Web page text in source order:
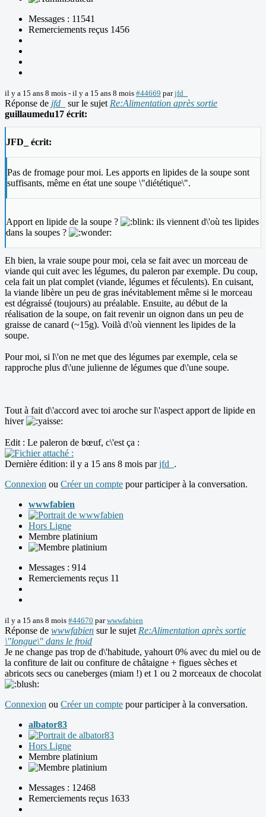
Messages : 11541
Remerciements reçus 1456
il y a 15 ans 8 mois - il y a 15 ans 8 mois #44669 parjfd_
Réponse de jfd_ sur le sujet Re:Alimentation après sortie
guillaumedu17 écrit:
JFD_ écrit:
Pas de fromage pour moi. Les apports en lipides de la soupe sont
suffisants, même en état une soupe \"diététique\".
Apport en lipide de la soupe ?
ils viennent d\'où tes lipides
dans la soupes ?
Eh bien, la vraie soupe pour moi, cela se fait avec un morceau de
viande qui cuit avec les légumes, du paleron par exemple. Du coup,
cela fait un plat complet (viande, légumes et féculents). En cuisant,
la viande libère un peu de gras inévitablement même si le morceau
est dégraissé (toujours) au préalable. Ensuite, au début de la
réalisation de la soupe, on fait revenir un oignon dans un peu de
graisse de canard (~15g). Voilà d\'où viennent les lipides de la
soupe.
Pour moi, si l\'on ne met que des légumes par exemple, cela se
rapproche plus d\'une julienne de légumes que d\'une soupe.
Tout à fait d\'accord avec toi aroche sur l\'aspect apport de lipide en
hiver
Edit : Le paleron de bœuf, c\'est ça :
Dernière édition: il y a 15 ans 8 mois parjfd_ .
Connexion ou Créer un compte pour participer à la conversation.
wwwfabien
Hors Ligne
Membre platinium
Messages : 914
Remerciements reçus 11
il y a 15 ans 8 mois #44670 parwwwfabien
Réponse de wwwfabien sur le sujet Re:Alimentation après sortie
\"longue\" dans le froid
Je ne change pas trop de d\'habitude, yahourt 0% avec du miel ou de
la confiture de lait ou confiture de châtaigne + figues sèches et
abricots secs ou caneberges (miam !) et 1 ou 2 morceaux de chocolat
Connexion ou Créer un compte pour participer à la conversation.
albator83
Hors Ligne
Membre platinium
Messages : 12468
Remerciements reçus 1633